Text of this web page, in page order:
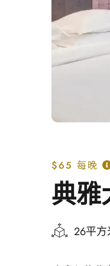
$65 每晚
典雅
26平方